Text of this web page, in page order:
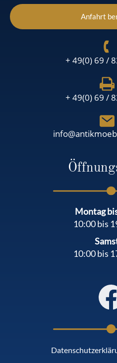
Anfahrt
+ 49(0) 69 /
+ 49(0) 69 /
Montag
10:00 bis
10:00 bis